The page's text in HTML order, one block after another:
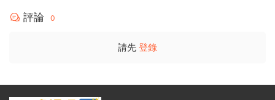
評論 0
請先 登錄